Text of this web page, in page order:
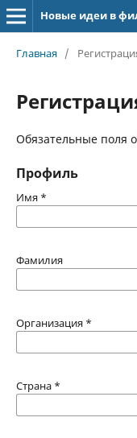
Новые идеи в
Главная /
Обязательные поля
Профиль
Имя *
Фамилия
Организация *
Страна *